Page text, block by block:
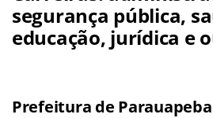
segurança pública,
educação, jurídica e
Prefeitura de